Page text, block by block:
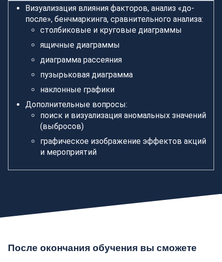
Визуализация влияния факторов, анализ «до-
после», бенчмаркинга, сравнительного анализа:
столбиковые и круговые диаграммы
ящичные диаграммы
диаграмма рассеяния
пузырьковая диаграмма
наклонные графики
Дополнительные вопросы:
поиск и визуализация аномальных значений
(выбросов)
графическое изображение эффектов акций
и мероприятий
После окончания обучения вы сможете